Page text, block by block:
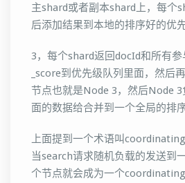
主shard或者副本shard上，每个
后添加结果到本地的排序好的优
3，每个shard返回docId和所有
_score到优先级队列里面，然后
节点也就是Node 3，然后Node
面的数据给合并到一个全局的排
上面提到一个术语叫
当search请求随机负载的发送到
个节点就会成为一个